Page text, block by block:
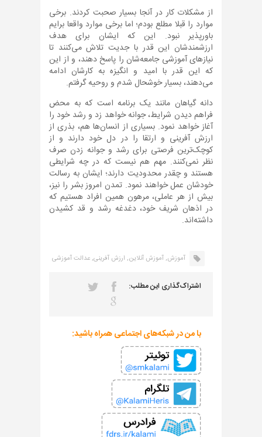
از مشکلات کار در آنجا بسیار صحبت کردند. برخی
موارد را قبلا مطلع بودم؛ اما برخی موارد واقعا برایم
باورپذیر نبود. این که ایشان برای هدف
ارزشمندشان این قدر با جدیت تلاش می‌کنند تا
نیازهای آموزشی جامعه‌شان را پاسخ دهند، و از این
که این قدر با امید و انگیزه به کارشان ادامه
می‌دهند، بسیار خوشحال شدم و روحیه گرفتم.
دانه گیاهان مانند یک برنامه است که به محض
فراهم دیدن شرایط، جوانه خواهد زد و رشد خود را
آغاز خواهد نمود. بسیاری از انسان‌ها هم، بذری از
ارزش آفرینی و ارتقا را در دل خود دارند و از
کوچک‌ترین فرصتی برای رشد و جوانه زدن صرف
نظر نمی‌کنند. مهم هم نیست که در چه شرایطی
هستند و چقدر محدودیت دارند؛ ایشان به رسالت
خودشان عمل خواهند نمود. تمدن امروز بشر را نیز،
بیش از هر عاملی، مرهون همین افراد هستیم که
در اذهان شریف خود، دغدغه رشد و قد کشیدن
داشته‌اند.
آموزش,آموزش آنلاین, ارزش آفرینی,عدالت آموزشی
اشتراک‌گذاری این مطلب:
با من در شبکه‌های اجتماعی همراه باشید: